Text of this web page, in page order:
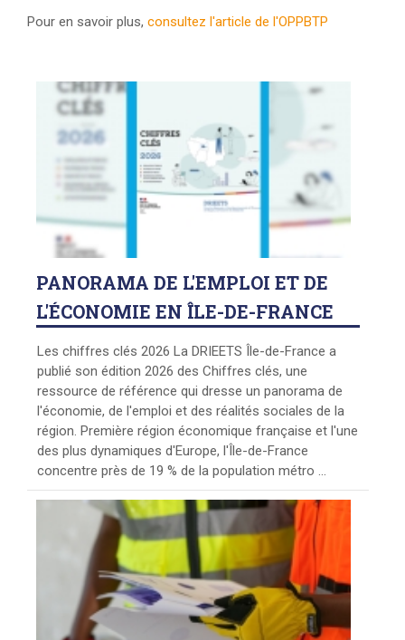
Pour en savoir plus, consultez l'article de l'OPPBTP
PANORAMA DE L'EMPLOI ET DE
L'ÉCONOMIE EN ÎLE-DE-FRANCE
Les chiffres clés 2026 La DRIEETS Île-de-France a
publié son édition 2026 des Chiffres clés, une
ressource de référence qui dresse un panorama de
l'économie, de l'emploi et des réalités sociales de la
région. Première région économique française et l'une
des plus dynamiques d'Europe, l'Île-de-France
concentre près de 19 % de la population métro ...